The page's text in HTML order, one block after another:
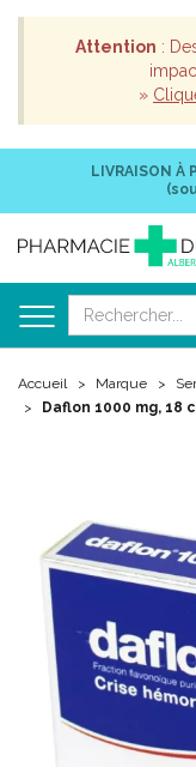
Attention :
»
LIVRAISON À
Accueil Marque
Daflon 1000 mg, 18